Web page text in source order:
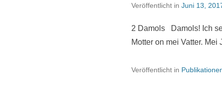
Veröffentlicht in Juni 13,
2 Damols Damols! Ich
Motter on mei Vatter.
Veröffentlicht in